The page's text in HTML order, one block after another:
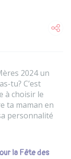
2024 un
tu? C’est
à choisir le
ta maman en
personnalité
la Fête des